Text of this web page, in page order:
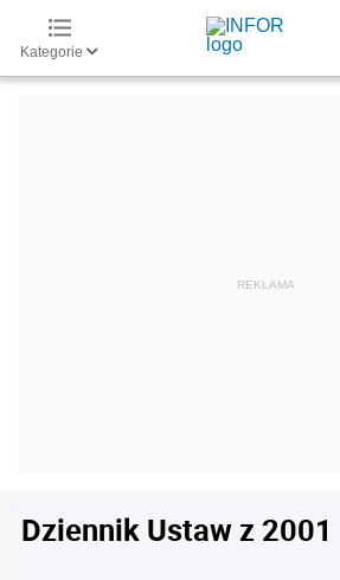
Kategorie
Dziennik Ustaw z